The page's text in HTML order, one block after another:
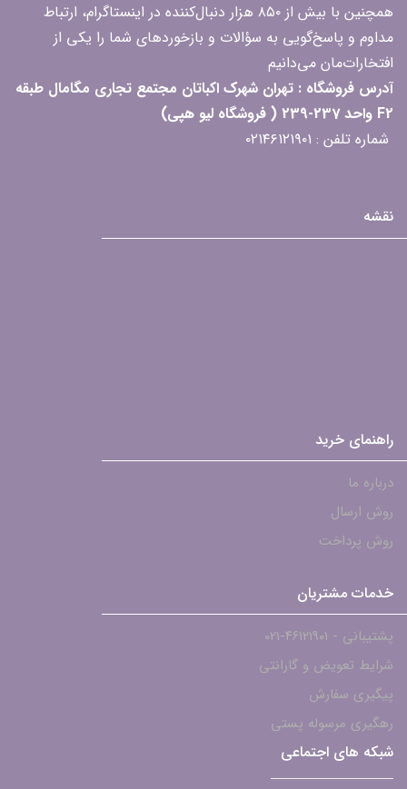
همچنین با بیش از ۸۵۰ هزار دنبال‌کننده در اینستاگرام، ارتباط
مداوم و پاسخ‌گویی به سؤالات و بازخوردهای شما را یکی از
افتخارات‌مان می‌دانیم
آدرس فروشگاه : تهران شهرک اکباتان مجتمع تجاری مگامال طبقه
F2 واحد 237-239 ( فروشگاه لیو هپی)
شماره تلفن : ۰۲۱۴۶۱۲۱۹۰۱
نقشه
راهنمای خرید
درباره ما
روش ارسال
روش پرداخت
خدمات مشتریان
پشتیبانی - ۴۶۱۲۱۹۰۱-021
شرایط تعویض و گارانتی
پیگیری سفارش
رهگیری مرسوله پستی
شبکه های اجتماعی